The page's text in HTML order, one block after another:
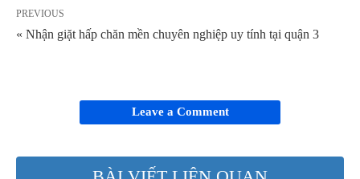
PREVIOUS
« Nhận giặt hấp chăn mền chuyên nghiệp uy tính tại quận 3
Leave a Comment